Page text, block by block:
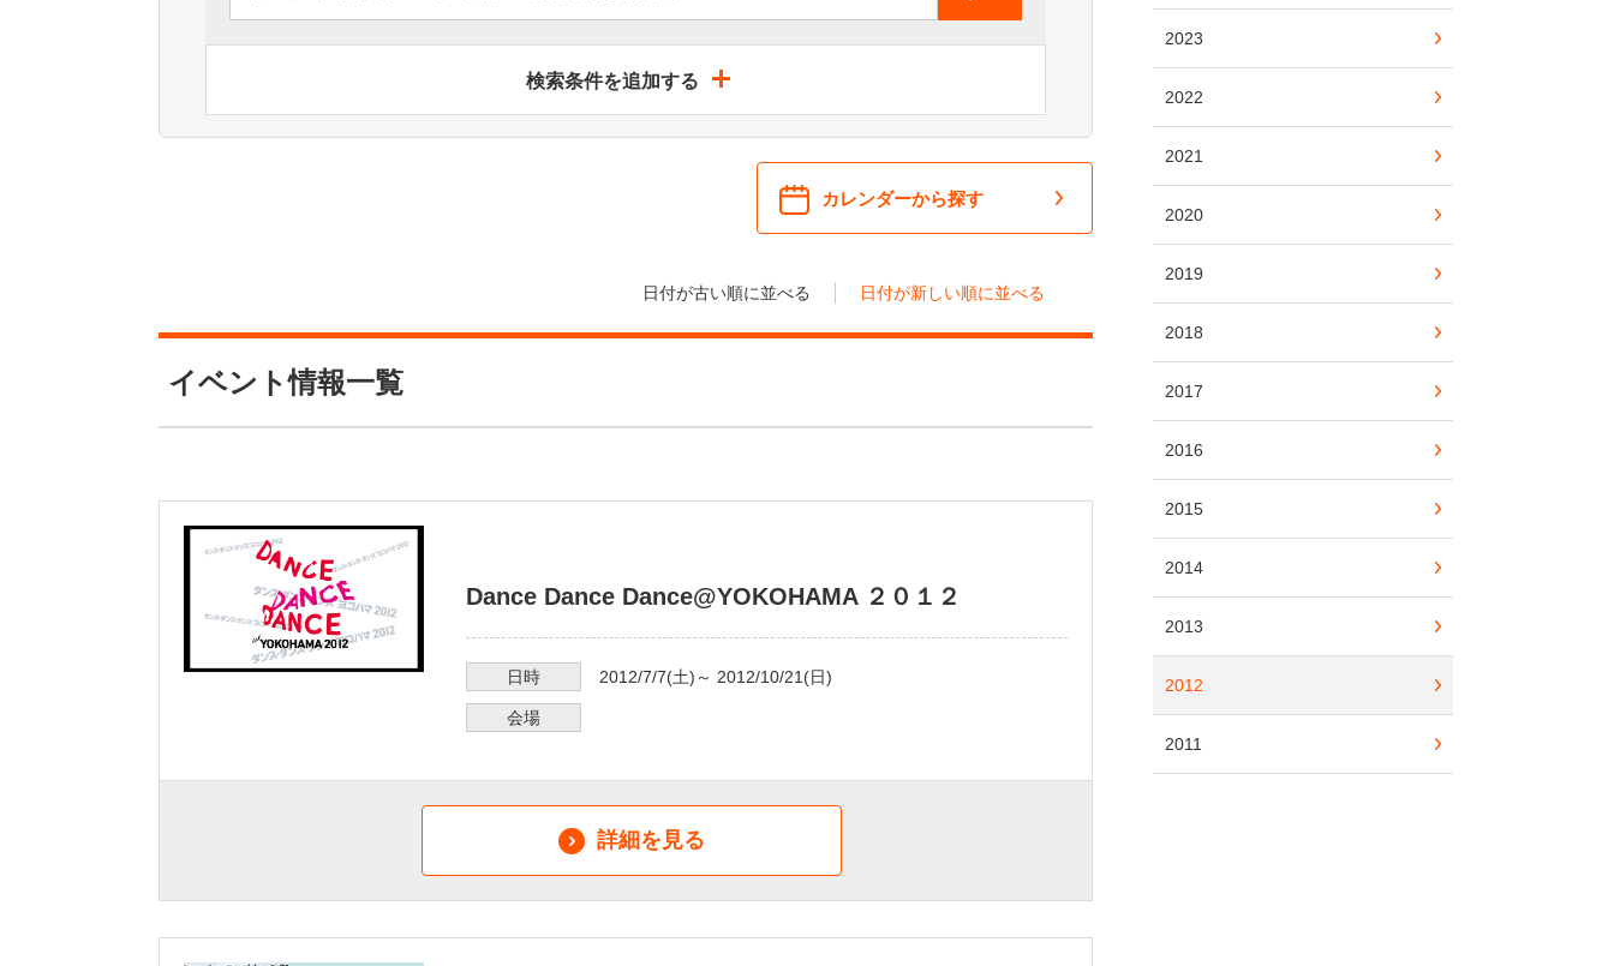
検索条件を追加する
カレンダーから探す
日付が古い順に並べる 日付が新しい順に並べる
イベント情報一覧
Dance Dance Dance@YOKOHAMA ２０１２
日時 2012/7/7(土)～ 2012/10/21 (日)
会場
詳細を見る
2023
2022
2021
2020
2019
2018
2017
2016
2015
2014
2013
2012
2011